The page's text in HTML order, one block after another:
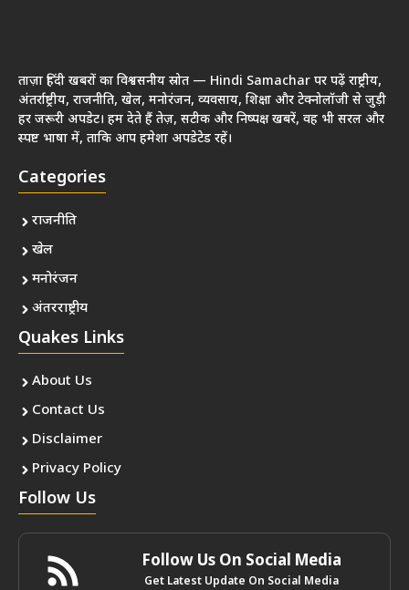
ताज़ा हिंदी खबरों का विश्वसनीय स्रोत — Hindi Samachar पर पढ़ें राष्ट्रीय,
अंतर्राष्ट्रीय, राजनीति, खेल, मनोरंजन, व्यवसाय, शिक्षा और टेक्नोलॉजी से जुड़ी
हर जरूरी अपडेट। हम देते हैं तेज़, सटीक और निष्पक्ष खबरें, वह भी सरल और
स्पष्ट भाषा में, ताकि आप हमेशा अपडेटेड रहें।
Categories
राजनीति
खेल
मनोरंजन
अंतरराष्ट्रीय
Quakes Links
About Us
Contact Us
Disclaimer
Privacy Policy
Follow Us
Follow Us On Social Media
Get Latest Update On Social Media